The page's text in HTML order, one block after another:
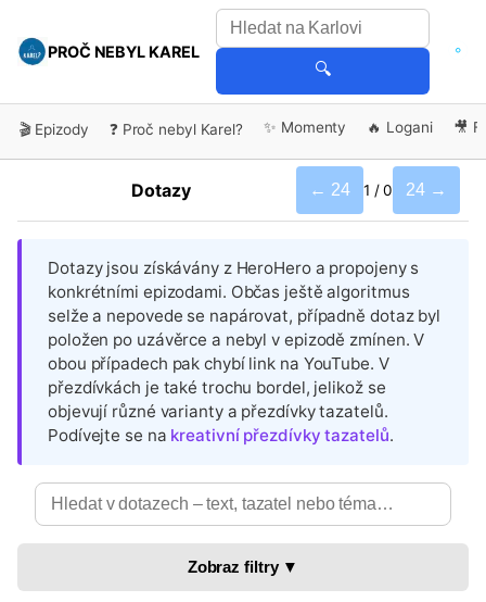
PROČ NEBYL KAREL
🔍
🎬 Epizody ❓ Proč nebyl Karel? ✨ Momenty 🔥 Logani 🎥
Dotazy ← 24 1 /0 24 →
Dotazy jsou získávány z HeroHero a propojeny s
konkrétními epizodami. Občas ještě algoritmus
selže a nepovede se napárovat, případně dotaz byl
položen po uzávěrce a nebyl v epizodě zmínen. V
obou případech pak chybí link na YouTube. V
přezdívkách je také trochu bordel, jelikož se
objevují různé varianty a přezdívky tazatelů.
Podívejte se na kreativní přezdívky tazatelů.
Zobraz filtry ▼